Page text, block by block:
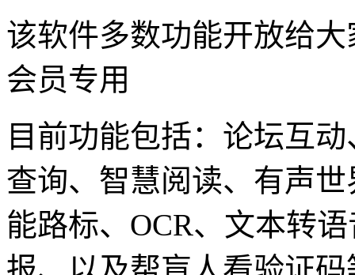
该软件多数功能开放给
会员专用
目前功能包括：论坛互
查询、智慧阅读、有声
能路标、OCR、文本转